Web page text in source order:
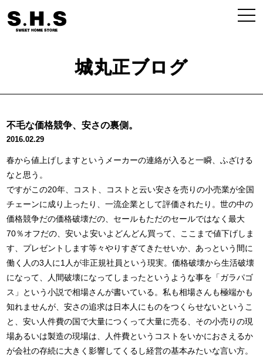
城丸正ブログ
不毛な価格競争、安さの裏側。
2016.02.29
春から値上げしますというメーカーの連絡が入ると一瞬、ふざける
なと思う。
ですがこの20年、コスト、コストと云い安さを売りの小売業が全国
チェーンに成り上ったり、一流企業として評価されたり。世の中の
価格競争だの価格破壊だの、セールもただのセールではなく最大
70％オフだの、安いよ安いよどんどん買って、ここまで値下げしま
す、プレゼントします等々やりすぎてきたせいか、あっという間に
働く人の3人に1人が非正規社員という現実。価格破壊から生活破壊
になって、人間破壊になってしまったというような事を「ガラパゴ
ス」という小説で相場さんが書いている。私も相場さんも極端かも
知れませんが、安さの追求は日本人にものをつくらせないというこ
と、安い人件費の国で大量につくって大量に売る、その小売りの現
場あるいは製造の現場は、人件費というコストをいかにおさえるか
が会社の存続に大きく影響してくるし経営の基本みたいな言い方。